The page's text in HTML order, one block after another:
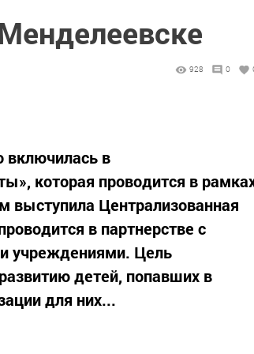
928 0
включилась в
которая проводится в
выступила Централизованная
в партнерстве с
учреждениями. Цель
детей, попавших в
для них...